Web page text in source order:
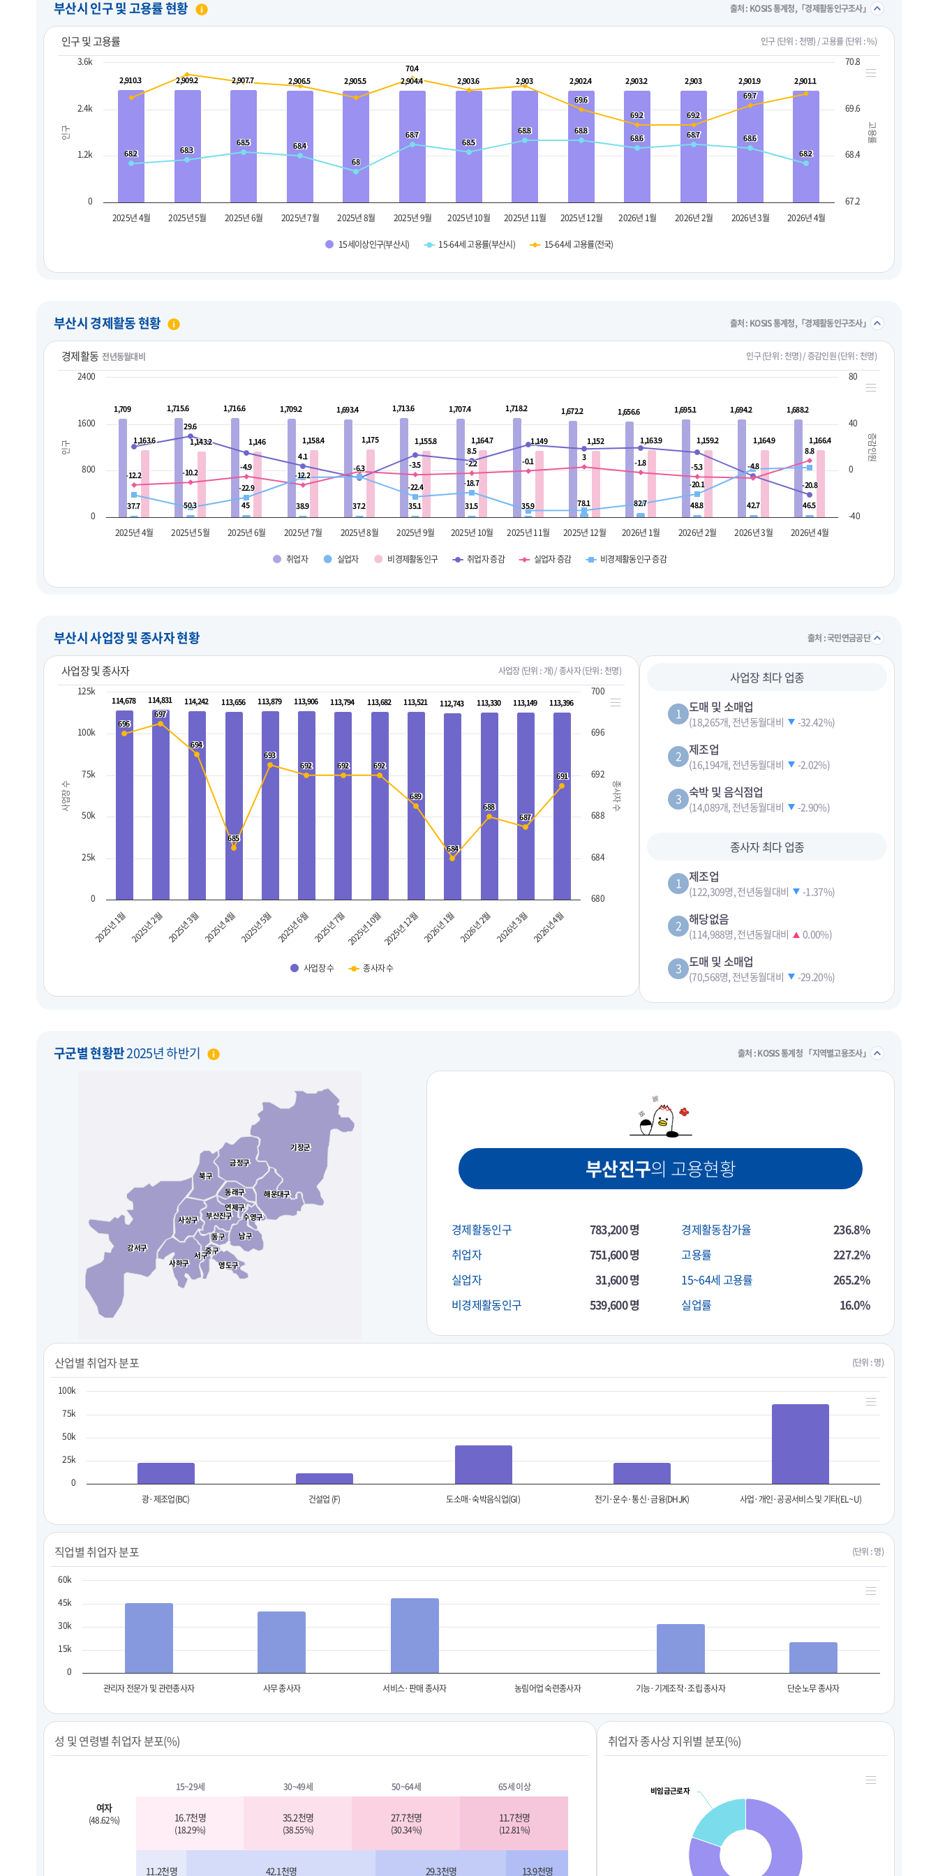
부산시 인구 및 고용률 현황 출처 : KOSIS 통계청,「경제활동인구조사」
인구 및 고용률 인구 (단위 : 천명) / 고용률 (단위 : %)
인구 고용률
2,910.3
2,910.3 2,909.2
2,909.2 2,907.7
2,907.7 2,906.5
2,906.5 2,905.5
2,905.5 2,904.4
2,904.4 2,903.6
2,903.6 2,903
2,903 2,902.4
2,902.4 2,903.2
2,903.2 2,903
2,903 2,901.9
2,901.9 2,901.1
2,901.1
68.2
68.2 68.3
68.3
68.5
68.5 68.4
68.4
68
68
68.7
68.7
68.5
68.5
68.8
68.8 68.8
68.8
68.6
68.6 68.7
68.7 68.6
68.6
68.2
68.2
70.4
70.4
69.6
69.6
69.2
69.2 69.2
69.2
69.7
69.7
15세이상인구(부산시) 15-64세 고용률(부산시) 15-64세 고용률(전국)
2025년 4월 2025년 5월 2025년 6월 2025년 7월 2025년 8월 2025년 9월 2025년 10월 2025년 11월 2025년 12월 2026년 1월 2026년 2월 2026년 3월 2026년 4월
0
1.2k
2.4k
3.6k
67.2
68.4
69.6
70.8
부산시 경제활동 현황 출처 : KOSIS 통계청,「경제활동인구조사」접기/
경제활동 전년동월대비 인구 (단위 : 천명) / 증감인원 (단위 : 천명)
인구 증감인원
1,709
1,709 1,715.6
1,715.6 1,716.6
1,716.6 1,709.2
1,709.2 1,693.4
1,693.4 1,713.6
1,713.6 1,707.4
1,707.4 1,718.2
1,718.2 1,672.2
1,672.2 1,656.6
1,656.6 1,695.1
1,695.1 1,694.2
1,694.2 1,688.2
1,688.2
37.7
37.7 50.3
50.3 45
45 38.9
38.9 37.2
37.2 35.1
35.1 31.5
31.5 35.9
35.9 78.1
78.1 82.7
82.7 48.8
48.8 42.7
42.7 46.5
46.5
1,163.6
1,163.6 1,143.2
1,143.2 1,146
1,146 1,158.4
1,158.4 1,175
1,175 1,155.8
1,155.8 1,164.7
1,164.7 1,149
1,149 1,152
1,152 1,163.9
1,163.9 1,159.2
1,159.2 1,164.9
1,164.9 1,166.4
1,166.4
29.6
29.6
4.1
4.1
-6.3
-6.3
8.5
8.5
-4.8
-4.8
-20.8
-20.8
-12.2
-12.2 -10.2
-10.2
-4.9
-4.9
-12.2
-12.2
-3.5
-3.5 -2.2
-2.2 -0.1
-0.1 3
3
-1.8
-1.8 -5.3
-5.3
8.8
8.8
-22.9
-22.9 -22.4
-22.4 -18.7
-18.7 -20.1
-20.1
취업자 실업자 비경제활동인구 취업자 증감 실업자 증감 비경제활동인구 증감
2025년 4월 2025년 5월 2025년 6월 2025년 7월 2025년 8월 2025년 9월 2025년 10월 2025년 11월 2025년 12월 2026년 1월 2026년 2월 2026년 3월 2026년 4월
0
800
1600
2400
-40
0
40
80
부산시 사업장 및 종사자 현황 출처 : 국민연금공단
접기/
사업장 및 종사자 사업장 (단위 : 개) / 종사자 (단위 : 천명)
사업장 수 종사자 수
113,396
113,396
113,149
113,149
113,330
113,330
112,743
112,743
113,521
113,521
113,682
113,682
113,794
113,794
113,906
113,906
113,879
113,879
113,656
113,656
114,242
114,242
114,831
114,831
114,678
114,678
691
691
687
687
688
688
684
684
689
689
692
692
692
692
692
692
693
693
685
685
694
694
697
697
696
696
사업장 수 종사자 수
2026년 4월
2026년 3월
2026년 2월
2026년 1월
2025년 12월
2025년 10월
2025년 7월
2025년 6월
2025년 5월
2025년 4월
2025년 3월
2025년 2월
2025년 1월
0
25k
50k
75k
100k
125k
680
684
688
692
696
700
사업장 최다 업종
1 도매 및 소매업
(18,265개, 전년동월대비 -32.42%)
2 제조업
(16,194개, 전년동월대비 -2.02%)
3 숙박 및 음식점업
(14,089개, 전년동월대비 -2.90%)
종사자 최다 업종
1 제조업
(122,309명, 전년동월대비 -1.37%)
2 해당없음
(114,988명, 전년동월대비 0.00%)
3 도매 및 소매업
(70,568명, 전년동월대비 -29.20%)
구군별 현황판2025년 하반기 출처 : KOSIS 통계청 「지역별고용조사」접기/
강서구
강서구
사상구
사상구
서구
서구
사하구
사하구
중구
중구
영도구
영도구
동구
동구 남구
남구
부산진구
부산진구
연제구
연제구
동래구
동래구
북구
북구
금정구
금정구
수영구
수영구
해운대구
해운대구
기장군
기장군
부산진구의 고용현황
경제활동인구
783,200 명
취업자
751,600 명
실업자
31,600 명
비경제활동인구
539,600 명
경제활동참가율
236.8%
고용률
227.2%
15~64세 고용률
265.2%
실업률
16.0%
산업별 취업자 분포 (단위 : 명)
광·제조업(BC) 건설업 (F) 도소매·숙박음식업(GI) 전기·운수·통신·금융(DHJK) 사업·개인·공공서비스 및 기타(EL~U)
0
25k
50k
75k
100k
직업별 취업자 분포 (단위 : 명)
관리자 전문가 및 관련종사자 사무 종사자 서비스·판매 종사자 농림어업 숙련종사자 기능·기계조작·조립 종사자 단순노무 종사자
0
15k
30k
45k
60k
성 및 연령별 취업자 분포(%)
여자
(48.62%)
15~29세 30~49세 50~64세 65세 이상
16.7천명
(18.29%)
35.2천명
(38.55%)
27.7천명
(30.34%)
11.7천명
(12.81%)
11.2천명 42.1천명 29.3천명 13.9천명
취업자 종사상 지위별 분포(%)
비임금근로자